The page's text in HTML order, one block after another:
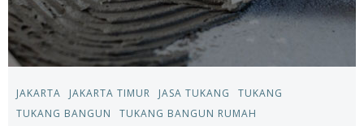
JAKARTA JAKARTA TIMUR JASA TUKANG
TUKANG
TUKANG BANGUN
TUKANG BANGUN RUMAH